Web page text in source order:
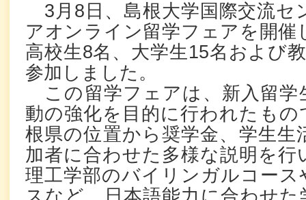
3月8日、島根大学国際交流セ
アオンライン留学フェアを開催
高校生8名、大学生15名および
参加しました。
この留学フェアは、新入留学
動の強化を目的に行われたもの
根県の位置から奨学金、学生生
加者に合わせた多様な説明を行
理工学部のバイリンガルコース
スなど、日本語能力に合わせた